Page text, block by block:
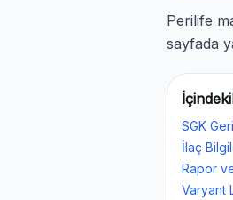
Perilife
sayfada
SGK
İlaç
Rapor
Varyant